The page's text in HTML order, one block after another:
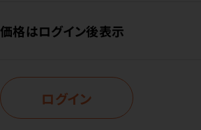
価格はログイン後表示
ログイン